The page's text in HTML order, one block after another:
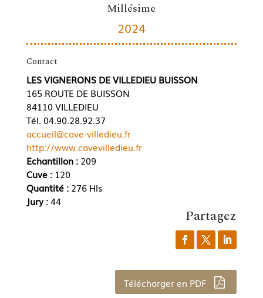
Millésime
2024
Contact
LES VIGNERONS DE VILLEDIEU BUISSON
165 ROUTE DE BUISSON
84110 VILLEDIEU
Tél. 04.90.28.92.37
accueil@cave-villedieu.fr
http://www.cavevilledieu.fr
Echantillon :209
Cuve : 120
Quantité : 276 Hls
Jury :44
Partagez
Télécharger en PDF